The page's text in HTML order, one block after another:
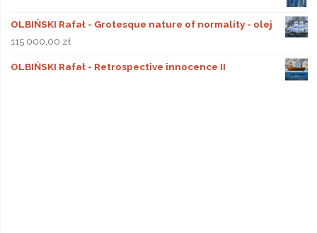
OLBIŃSKI Rafał - Grotesque nature of normality - olej
115 000,00 zł
OLBIŃSKI Rafał - Retrospective innocence II